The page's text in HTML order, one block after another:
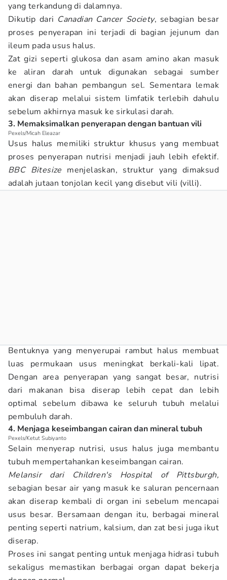
yang terkandung di dalamnya.
Dikutip dari Canadian Cancer Society, sebagian besar
proses penyerapan ini terjadi di bagian jejunum dan
ileum pada usus halus.
Zat gizi seperti glukosa dan asam amino akan masuk
ke aliran darah untuk digunakan sebagai sumber
energi dan bahan pembangun sel. Sementara lemak
akan diserap melalui sistem limfatik terlebih dahulu
sebelum akhirnya masuk ke sirkulasi darah.
3. Memaksimalkan penyerapan dengan bantuan vili
Pexels/Micah Eleazar
Usus halus memiliki struktur khusus yang membuat
proses penyerapan nutrisi menjadi jauh lebih efektif.
BBC Bitesize menjelaskan, struktur yang dimaksud
adalah jutaan tonjolan kecil yang disebut vili (villi).
Bentuknya yang menyerupai rambut halus membuat
luas permukaan usus meningkat berkali-kali lipat.
Dengan area penyerapan yang sangat besar, nutrisi
dari makanan bisa diserap lebih cepat dan lebih
optimal sebelum dibawa ke seluruh tubuh melalui
pembuluh darah.
4. Menjaga keseimbangan cairan dan mineral tubuh
Pexels/Ketut Subiyanto
Selain menyerap nutrisi, usus halus juga membantu
tubuh mempertahankan keseimbangan cairan.
Melansir dari Children's Hospital of Pittsburgh,
sebagian besar air yang masuk ke saluran pencernaan
akan diserap kembali di organ ini sebelum mencapai
usus besar. Bersamaan dengan itu, berbagai mineral
penting seperti natrium, kalsium, dan zat besi juga ikut
diserap.
Proses ini sangat penting untuk menjaga hidrasi tubuh
sekaligus memastikan berbagai organ dapat bekerja